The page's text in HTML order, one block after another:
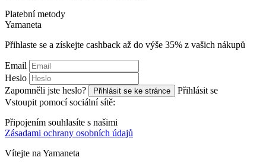
Platební metody
Yamaneta
Přihlaste se a získejte cashback až do výše 35% z vašich nákupů
Email
Heslo
Zapomněli jste heslo?
Přihlásit se ke stránce
Přihlásit se
Vstoupit pomocí sociální sítě:
Připojením souhlasíte s našimi
Zásadami ochrany osobních údajů
Vítejte na Yamaneta